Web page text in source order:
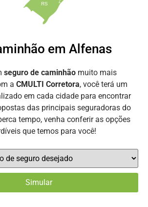
RS
em Alfenas
seguro de caminhão muito mais
a CMULTI Corretora, você terá um
em cada cidade para encontrar
das principais seguradoras do
tempo, venha conferir as opções
que temos para você!